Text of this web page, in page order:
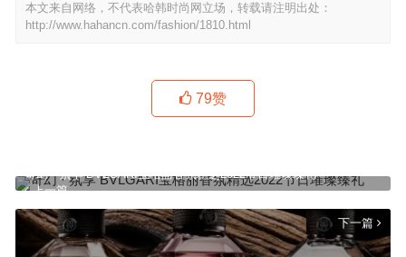
本文来自网络，不代表哈韩时尚网立场，转载请注明出处：
http://www.hahancn.com/fashion/1810.html
79赞
上一篇
奇幻 · 氛享 BVLGARI宝格丽香氛精选2022节日璀璨臻礼
下一篇